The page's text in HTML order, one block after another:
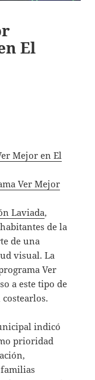
El
Mejor en El
Ver Mejor
Laviada,
de la
de una
visual. La
Ver
a este tipo de
indicó
prioridad